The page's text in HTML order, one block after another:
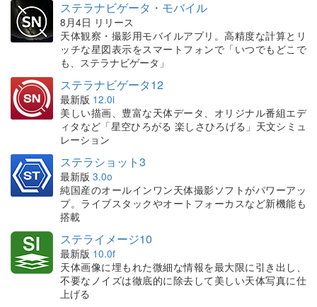
ステラナビゲータ・モバイル
8月4日 リリース
天体観察・撮影用モバイルアプリ。高精度な計算とリ
ッチな星図表示をスマートフォンで「いつでもどこで
も、ステラナビゲータ」
ステラナビゲータ12
最新版 12.0i
美しい描画、豊富な天体データ、オリジナル番組エデ
ィタなど「星空ひろがる 楽しさひろげる」天文シミュ
レーション
ステラショット3
最新版 3.0o
純国産のオールインワン天体撮影ソフトがパワーアッ
プ。ライブスタックやオートフォーカスなど新機能も
搭載
ステライメージ10
最新版 10.0f
天体画像に埋もれた微細な情報を最大限に引き出し、
不要なノイズは徹底的に除去して美しい天体写真に仕
上げる